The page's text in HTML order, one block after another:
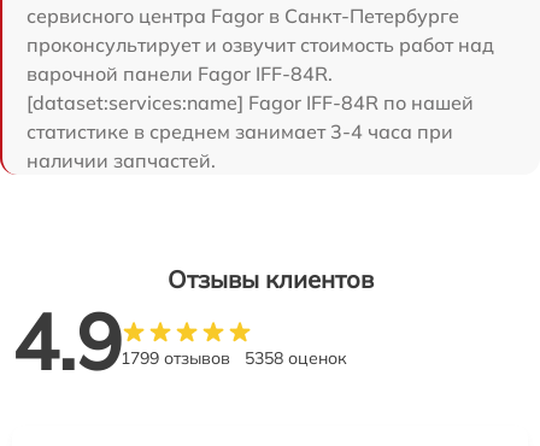
сервисного центра Fagor в Санкт-Петербурге
проконсультирует и озвучит стоимость работ над
варочной панели Fagor IFF-84R.
[dataset:services:name] Fagor IFF-84R по нашей
статистике в среднем занимает 3-4 часа при
наличии запчастей.
Отзывы клиентов
4.91799 отзывов 5358 оценок